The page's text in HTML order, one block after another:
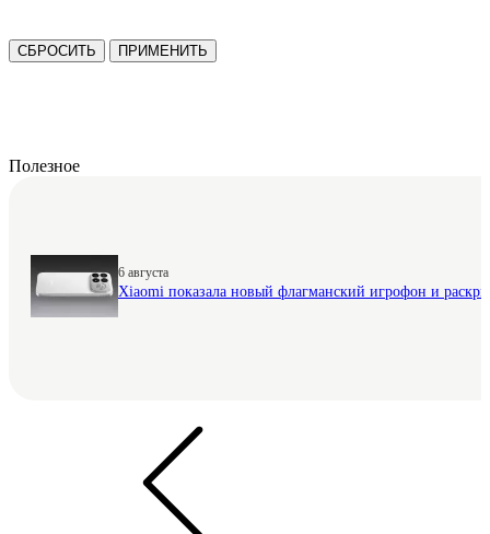
СБРОСИТЬ ПРИМЕНИТЬ
Полезное
6 августа
Xiaomi показала новый флагманский игрофон и